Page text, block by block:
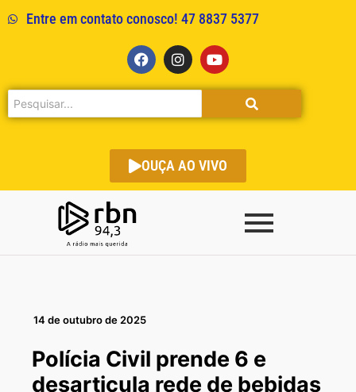
Entre em contato conosco! 47 8837 5377
OUÇA AO VIVO
14 de outubro de 2025
Polícia Civil prende 6 e
desarticula rede de bebidas